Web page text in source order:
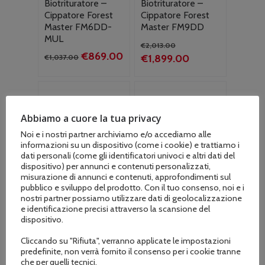
Biotrituratore –
Cippatore Forest
Master FM6DD-
MUL
€1,037.00 Il
era:
€869.00Il
è:
Biotrituratore –
Cippatore Forest
Master FM9DD
€2,013.00Il
prezzo
€2,013.00.
€1,899.00Il
è:
Abbiamo a cuore la tua privacy
Noi e i nostri partner archiviamo e/o accediamo alle
informazioni su un dispositivo (come i cookie) e trattiamo i
dati personali (come gli identificatori univoci e altri dati del
dispositivo) per annunci e contenuti personalizzati,
misurazione di annunci e contenuti, approfondimenti sul
pubblico e sviluppo del prodotto. Con il tuo consenso, noi e i
nostri partner possiamo utilizzare dati di geolocalizzazione
e identificazione precisi attraverso la scansione del
dispositivo.
Cliccando su "Rifiuta", verranno applicate le impostazioni
predefinite, non verrà fornito il consenso per i cookie tranne
che per quelli tecnici.